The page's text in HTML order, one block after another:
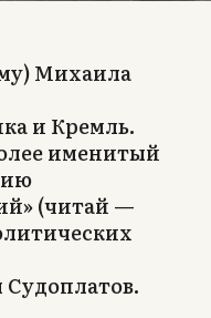
Михаила
и Кремль.
именитый
(читай —
Судоплатов.